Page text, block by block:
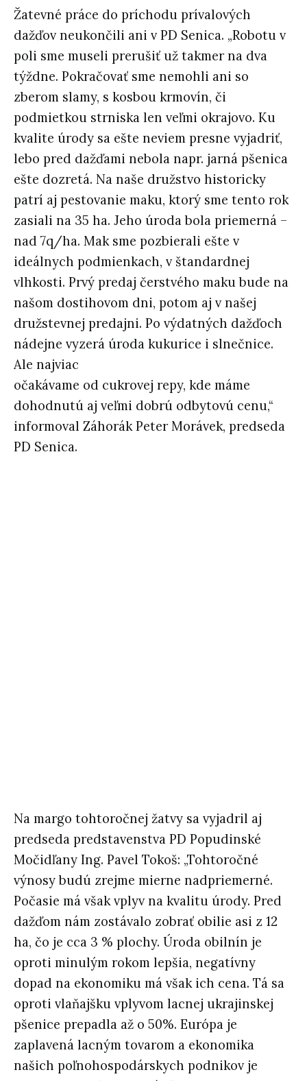
Žatevné práce do príchodu prívalových
dažďov neukončili ani v PD Senica. „Robotu v
poli sme museli prerušiť už takmer na dva
týždne. Pokračovať sme nemohli ani so
zberom slamy, s kosbou krmovín, či
podmietkou strniska len veľmi okrajovo. Ku
kvalite úrody sa ešte neviem presne vyjadriť,
lebo pred dažďami nebola napr. jarná pšenica
ešte dozretá. Na naše družstvo historicky
patrí aj pestovanie maku, ktorý sme tento rok
zasiali na 35 ha. Jeho úroda bola priemerná –
nad 7q/ha. Mak sme pozbierali ešte v
ideálnych podmienkach, v štandardnej
vlhkosti. Prvý predaj čerstvého maku bude na
našom dostihovom dni, potom aj v našej
družstevnej predajni. Po výdatných dažďoch
nádejne vyzerá úroda kukurice i slnečnice.
Ale najviac
očakávame od cukrovej repy, kde máme
dohodnutú aj veľmi dobrú odbytovú cenu,“
informoval Záhorák Peter Morávek, predseda
PD Senica.
Na margo tohtoročnej žatvy sa vyjadril aj
predseda predstavenstva PD Popudinské
Močidľany Ing. Pavel Tokoš: „Tohtoročné
výnosy budú zrejme mierne nadpriemerné.
Počasie má však vplyv na kvalitu úrody. Pred
dažďom nám zostávalo zobrať obilie asi z 12
ha, čo je cca 3 % plochy. Úroda obilnín je
oproti minulým rokom lepšia, negatívny
dopad na ekonomiku má však ich cena. Tá sa
oproti vlaňajšku vplyvom lacnej ukrajinskej
pšenice prepadla až o 50%. Európa je
zaplavená lacným tovarom a ekonomika
našich poľnohospodárskych podnikov je